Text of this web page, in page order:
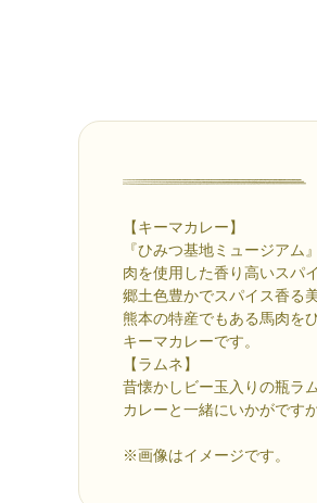
【キーマカレー】
『ひみつ基地ミュージア
肉を使用した香り高いスパ
郷土色豊かでスパイス香る
熊本の特産でもある馬肉を
キーマカレーです。
【ラムネ】
昔懐かしビー玉入りの瓶ラ
カレーと一緒にいかがです
※画像はイメージです。